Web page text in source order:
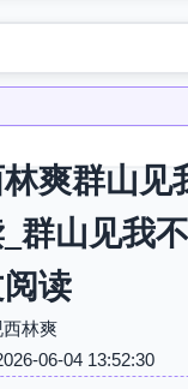
爽群山见
群山见我
读
林爽
06-04 13:52:30